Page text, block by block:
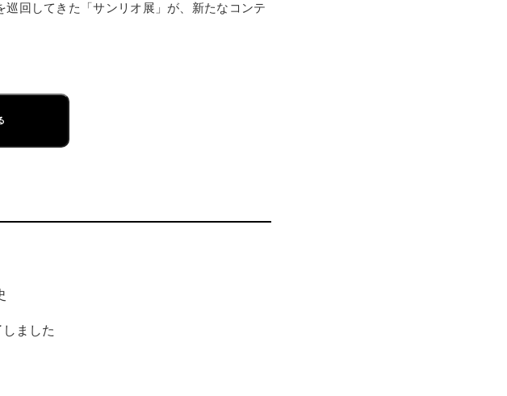
回してきた「サンリオ展」が、新たなコンテ
していく展覧会です。
教えてくれた！
しました